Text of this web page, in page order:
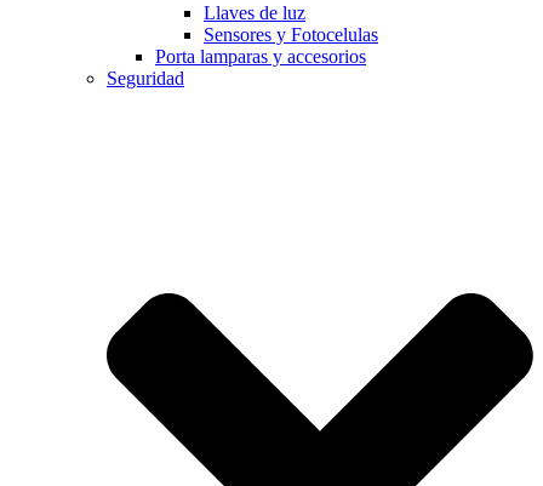
Llaves de luz
Sensores y Fotocelulas
Porta lamparas y accesorios
Seguridad